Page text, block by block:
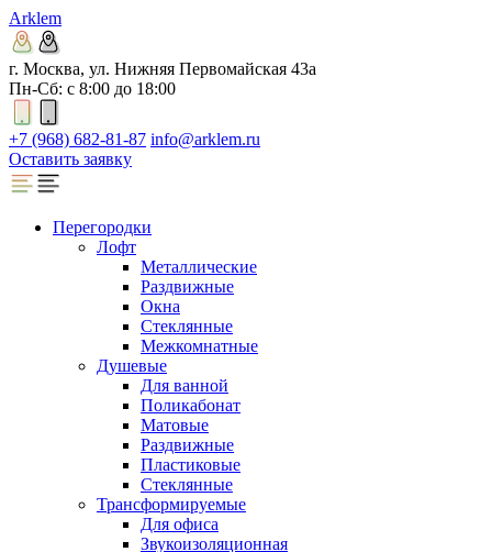
Arklem
г. Москва, ул. Нижняя Первомайская 43а
Пн-Сб: с 8:00 до 18:00
+7 (968) 682-81-87 info@arklem.ru
Оставить заявку
Перегородки
Лофт
Металлические
Раздвижные
Окна
Стеклянные
Межкомнатные
Душевые
Для ванной
Поликабонат
Матовые
Раздвижные
Пластиковые
Стеклянные
Трансформируемые
Для офиса
Звукоизоляционная